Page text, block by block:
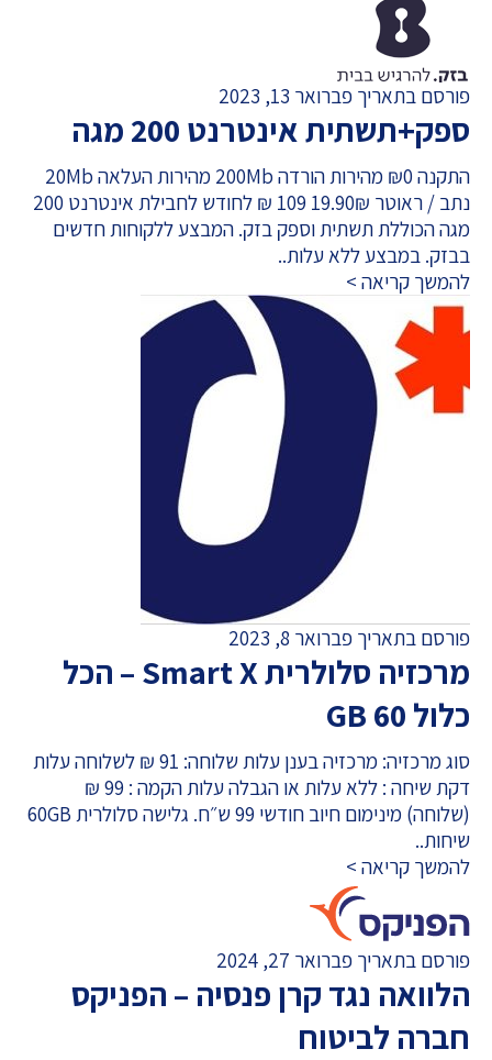
פורסם בתאריך פברואר 13, 2023
ספק+תשתית אינטרנט 200 מגה
התקנה ₪0 מהירות הורדה 200Mb מהירות העלאה 20Mb
נתב / ראוטר 19.90₪ 109 ₪ לחודש לחבילת אינטרנט 200
מגה הכוללת תשתית וספק בזק. המבצע ללקוחות חדשים
בבזק. במבצע ללא עלות..
להמשך קריאה >
פורסם בתאריך פברואר 8, 2023
מרכזיה סלולרית Smart X – הכל
כלול 60 GB
סוג מרכזיה: מרכזיה בענן עלות שלוחה: 91 ₪ לשלוחה עלות
דקת שיחה : ללא עלות או הגבלה עלות הקמה : 99 ₪
(שלוחה) מינימום חיוב חודשי 99 ש״ח. גלישה סלולרית 60GB
שיחות..
להמשך קריאה >
פורסם בתאריך פברואר 27, 2024
הלוואה נגד קרן פנסיה – הפניקס
חברה לביטוח